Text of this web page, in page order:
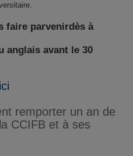
faire parvenirdès à
anglais avant le 30
ici
remporter un an de
CCIFB et à ses